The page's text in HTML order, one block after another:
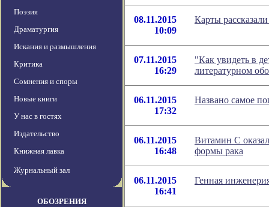
Поэзия
Драматургия
Искания и размышления
Критика
Сомнения и споры
Новые книги
У нас в гостях
Издательство
Книжная лавка
Журнальный зал
ОБОЗРЕНИЯ
08.11.2015
10:09
Карты
07.11.2015
16:29
"Как увидеть в
литературном
06.11.2015
17:32
Названо самое
06.11.2015
16:48
Витамин С
формы рака
06.11.2015
16:41
Генная